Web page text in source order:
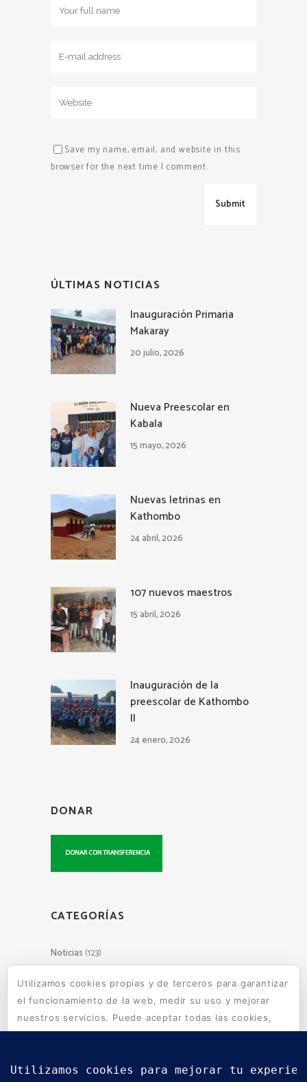
Save my name, email, and website in this
browser for the next time I comment.
ÚLTIMAS NOTICIAS
Inauguración Primaria
Makaray
20 julio, 2026
Nueva Preescolar en
Kabala
15 mayo, 2026
Nuevas letrinas en
Kathombo
24 abril, 2026
107 nuevos maestros
15 abril, 2026
Inauguración de la
preescolar de Kathombo
II
24 enero, 2026
DONAR
CATEGORÍAS
Noticias(123)
Escuelas de Wara Wara en tu
mail
Utilizamos cookies propias y de terceros para garantizar
el funcionamiento de la web, medir su uso y mejorar
nuestros servicios. Puede aceptar todas las cookies,
rechazar las no necesarias o configurar sus